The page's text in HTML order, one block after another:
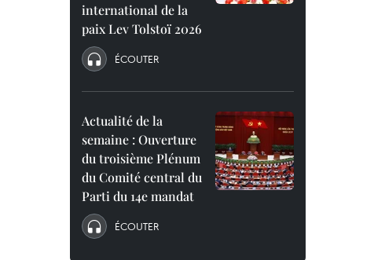
international de la
paix Lev Tolstoï 2026
ÉCOUTER
Actualité de la
semaine : Ouverture
du troisième Plénum
du Comité central du
Parti du 14e mandat
ÉCOUTER